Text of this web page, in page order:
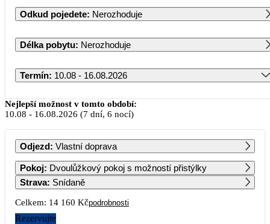
Odkud pojedete: Nerozhoduje
Délka pobytu: Nerozhoduje
Termín: 10.08 - 16.08.2026
Srpen 2026
PO ÚT ST ČT PÁ SO NE
1 2
3 4 5 6 7 8 9
Nejlepší možnost v tomto období:
10.08 - 16.08.2026 (7 dní, 6 nocí)
Odjezd: Vlastní doprava
Pokoj: Dvoulůžkový pokoj s možností přistýlky
Strava: Snídaně
Celkem: 14 160 Kčpodrobnosti
Rezervujte